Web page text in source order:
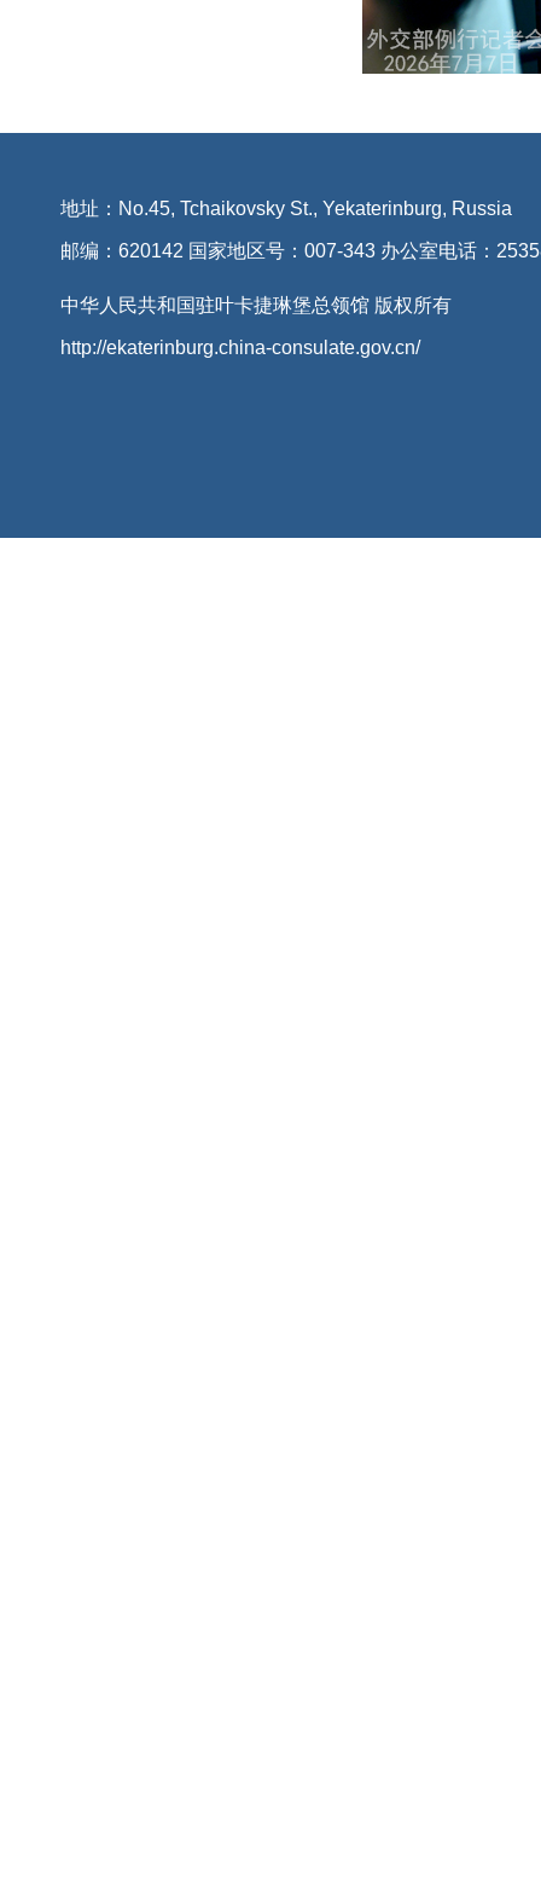
地址：No.45, Tchaikovsky St., Yekaterinburg, Russia
邮编：620142 国家地区号：007-343 办公室电话：
中华人民共和国驻叶卡捷琳堡总领馆 版权所有
http://ekaterinburg.china-consulate.gov.cn/